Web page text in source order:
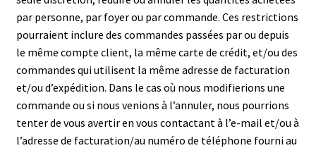
par personne, par foyer ou par commande. Ces restrictions
pourraient inclure des commandes passées par ou depuis
le même compte client, la même carte de crédit, et/ou des
commandes qui utilisent la même adresse de facturation
et/ou d’expédition. Dans le cas où nous modifierions une
commande ou si nous venions à l’annuler, nous pourrions
tenter de vous avertir en vous contactant à l’e-mail et/ou à
l’adresse de facturation/au numéro de téléphone fourni au